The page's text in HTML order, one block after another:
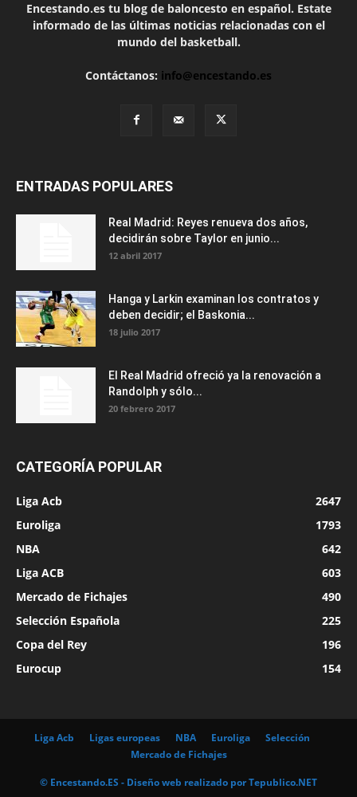
Encestando.es tu blog de baloncesto en español. Estate
informado de las últimas noticias relacionadas con el
mundo del basketball.
Contáctanos: info@encestando.es
ENTRADAS POPULARES
Real Madrid: Reyes renueva dos años,
decidirán sobre Taylor en junio...
12 abril 2017
Hanga y Larkin examinan los contratos y
deben decidir; el Baskonia...
18 julio 2017
El Real Madrid ofreció ya la renovación a
Randolph y sólo...
20 febrero 2017
CATEGORÍA POPULAR
Liga Acb
2647
Euroliga
1793
NBA
642
Liga ACB
603
Mercado de Fichajes
490
Selección Española
225
Copa del Rey
196
Eurocup
154
Liga Acb Ligas europeas NBA Euroliga
Selección
Mercado de Fichajes
© Encestando.ES - Diseño web realizado porTepublico.NET